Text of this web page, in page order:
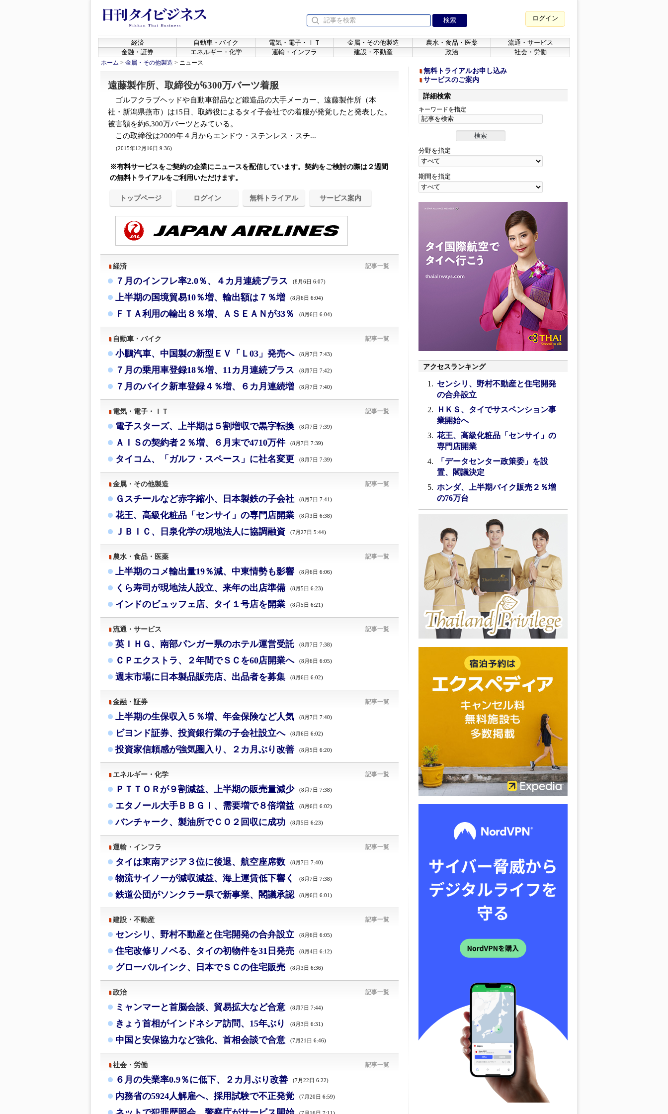
ログイン
経済 自動車・バイク 電気・電子・ＩＴ 金属・その他製造 農水・食品・医薬
流通・サービス
金融・証券
エネルギー・化学 運輸・インフラ 建設・不動産 政治 社会・労働
ホーム > 金属・その他製造 > ニュース
遠藤製作所、取締役が6300万バーツ着服
ゴルフクラブヘッドや自動車部品など鍛造品の大手メーカー、遠藤製作所（本
社・新潟県燕市）は15日、取締役によるタイ子会社での着服が発覚したと発表した。
被害額を約6,300万バーツとみている。
この取締役は2009年４月からエンドウ・ステンレス・スチ...
(2015年12月16日 9:36)
※有料サービスをご契約の企業にニュースを配信しています。契約をご検討の際は２週間
の無料トライアルをご利用いただけます。
トップページ ログイン 無料トライアル サービス案内
経済 記事一覧
７月のインフレ率2.0％、４カ月連続プラス (8月6日 6:07)
上半期の国境貿易10％増、輸出額は７％増 (8月6日 6:04)
ＦＴＡ利用の輸出８％増、ＡＳＥＡＮが33％ (8月6日 6:04)
自動車・バイク 記事一覧
小鵬汽車、中国製の新型ＥＶ「Ｌ03」発売へ (8月7日 7:43)
７月の乗用車登録18％増、11カ月連続プラス (8月7日 7:42)
７月のバイク新車登録４％増、６カ月連続増 (8月7日 7:40)
電気・電子・ＩＴ 記事一覧
電子スターズ、上半期は５割増収で黒字転換 (8月7日 7:39)
ＡＩＳの契約者２％増、６月末で4710万件 (8月7日 7:39)
タイコム、「ガルフ・スペース」に社名変更 (8月7日 7:39)
金属・その他製造 記事一覧
Ｇスチールなど赤字縮小、日本製鉄の子会社 (8月7日 7:41)
花王、高級化粧品「センサイ」の専門店開業 (8月3日 6:38)
ＪＢＩＣ、日泉化学の現地法人に協調融資 (7月27日 5:44)
農水・食品・医薬 記事一覧
上半期のコメ輸出量19％減、中東情勢も影響 (8月6日 6:06)
くら寿司が現地法人設立、来年の出店準備 (8月5日 6:23)
インドのビュッフェ店、タイ１号店を開業 (8月5日 6:21)
流通・サービス 記事一覧
英ＩＨＧ、南部パンガー県のホテル運営受託 (8月7日 7:38)
ＣＰエクストラ、２年間でＳＣを60店開業へ (8月6日 6:05)
週末市場に日本製品販売店、出品者を募集 (8月6日 6:02)
金融・証券 記事一覧
上半期の生保収入５％増、年金保険など人気 (8月7日 7:40)
ビヨンド証券、投資銀行業の子会社設立へ (8月6日 6:02)
投資家信頼感が強気圏入り、２カ月ぶり改善 (8月5日 6:20)
エネルギー・化学 記事一覧
ＰＴＴＯＲが９割減益、上半期の販売量減少 (8月7日 7:38)
エタノール大手ＢＢＧＩ、需要増で８倍増益 (8月6日 6:02)
バンチャーク、製油所でＣＯ２回収に成功 (8月5日 6:23)
運輸・インフラ 記事一覧
タイは東南アジア３位に後退、航空座席数 (8月7日 7:40)
物流サイノーが減収減益、海上運賃低下響く (8月7日 7:38)
鉄道公団がソンクラー県で新事業、閣議承認 (8月6日 6:01)
建設・不動産 記事一覧
センシリ、野村不動産と住宅開発の合弁設立 (8月6日 6:05)
住宅改修リノベる、タイの初物件を31日発売 (8月4日 6:12)
グローバルインク、日本でＳＣの住宅販売 (8月3日 6:36)
政治 記事一覧
ミャンマーと首脳会談、貿易拡大など合意 (8月7日 7:44)
きょう首相がインドネシア訪問、15年ぶり (8月3日 6:31)
中国と安保協力など強化、首相会談で合意 (7月21日 6:46)
社会・労働 記事一覧
６月の失業率0.9％に低下、２カ月ぶり改善 (7月22日 6:22)
内務省の5924人解雇へ、採用試験で不正発覚 (7月20日 6:59)
無料トライアルお申し込み
サービスのご案内
詳細検索
キーワードを指定
分野を指定
期間を指定
アクセスランキング
センシリ、野村不動産と住宅開発
の合弁設立
ＨＫＳ、タイでサスペンション事
業開始へ
花王、高級化粧品「センサイ」の
専門店開業
「データセンター政策委」を設
置、閣議決定
ホンダ、上半期バイク販売２％増
の76万台